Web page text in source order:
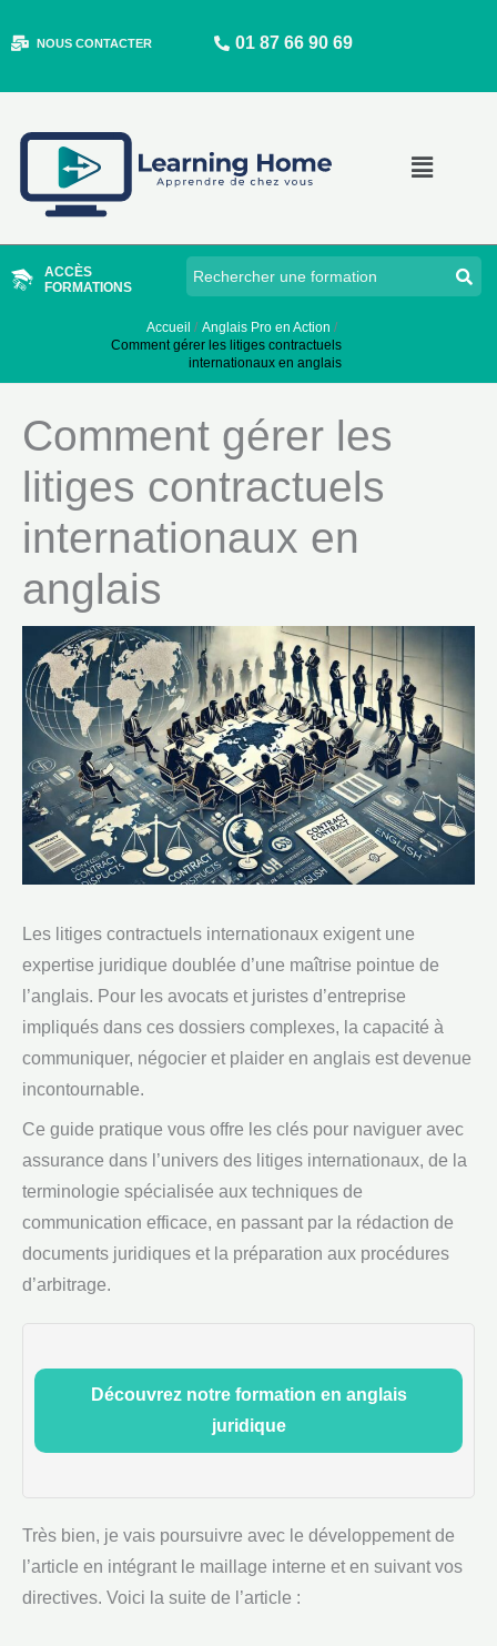
au
NOUS CONTACTER 01 87 66 90 69
Main
ACCÈS
FORMATIONS
Accueil
Anglais Pro en Action
Comment gérer les litiges contractuels
internationaux en anglais
Comment gérer les
litiges contractuels
internationaux en
anglais
Les litiges contractuels internationaux exigent une
expertise juridique doublée d’une maîtrise pointue de
l’anglais. Pour les avocats et juristes d’entreprise
impliqués dans ces dossiers complexes, la capacité à
communiquer, négocier et plaider en anglais est devenue
incontournable.
Ce guide pratique vous offre les clés pour naviguer avec
assurance dans l’univers des litiges internationaux, de la
terminologie spécialisée aux techniques de
communication efficace, en passant par la rédaction de
documents juridiques et la préparation aux procédures
d’arbitrage.
Découvrez notre formation en anglais
juridique
Très bien, je vais poursuivre avec le développement de
l’article en intégrant le maillage interne et en suivant vos
directives. Voici la suite de l’article :